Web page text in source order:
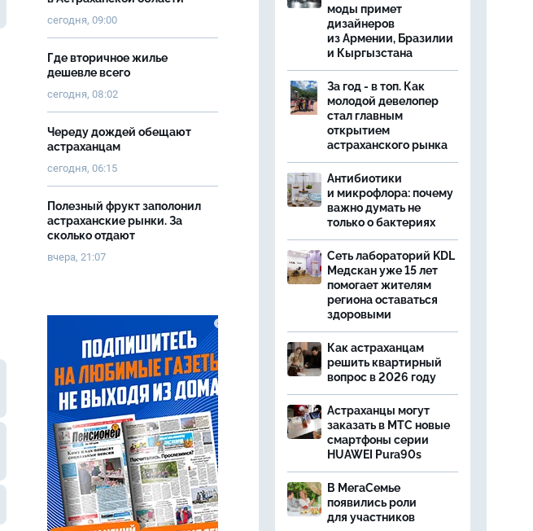
сегодня, 09:00
Где вторичное жилье
дешевле всего
сегодня, 08:02
Череду дождей обещают
астраханцам
сегодня, 06:15
Полезный фрукт заполонил
астраханские рынки. За
сколько отдают
вчера, 21:07
моды примет
дизайнеров
из Армении, Бразилии
и Кыргызстана
За год - в топ. Как
молодой девелопер
стал главным
открытием
астраханского рынка
Антибиотики
и микрофлора: почему
важно думать не
только о бактериях
Сеть лабораторий KDL
Медскан уже 15 лет
помогает жителям
региона оставаться
здоровыми
Как астраханцам
решить квартирный
вопрос в 2026 году
Астраханцы могут
заказать в МТС новые
смартфоны серии
HUAWEI Pura90s
В МегаСемье
появились роли
для участников